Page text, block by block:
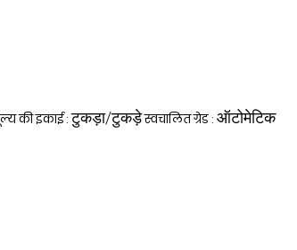
की इकाई :टुकड़ा/टुकड़ेस्वचालित ग्रेड : ऑटोमेटिक